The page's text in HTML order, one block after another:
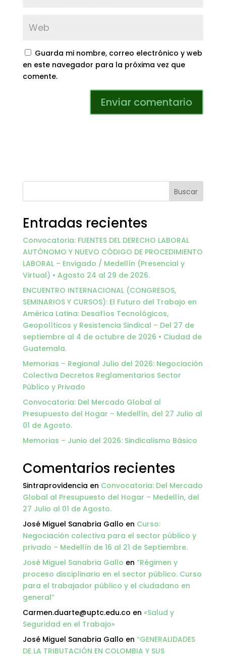
Guarda mi nombre, correo electrónico y web
en este navegador para la próxima vez que
comente.
Buscar
Entradas recientes
Convocatoria: FUENTES DEL DERECHO LABORAL
AUTÓNOMO Y NUEVO CÓDIGO DE PROCEDIMIENTO
LABORAL – Envigado / Medellín (Presencial y
Virtual) • Agosto 24 al 29 de 2026.
ENCUENTRO INTERNACIONAL (CONGRESOS,
SEMINARIOS Y CURSOS): El Futuro del Trabajo en
América Latina: Desafíos Tecnológicos,
Geopolíticos y Resistencia Sindical – Del 27 de
septiembre al 4 de octubre de 2026 • Ciudad de
Guatemala.
Memorias – Regional Julio del 2026: Negociación
Colectiva Decretos Reglamentarios Sector
Público y Privado
Convocatoria: Del Mercado Global al
Presupuesto del Hogar – Medellín, del 27 Julio al
01 de Agosto.
Memorias – Junio del 2026: Sindicalismo Básico
Comentarios recientes
Sintraprovidencia en Convocatoria: Del Mercado
Global al Presupuesto del Hogar – Medellín, del
27 Julio al 01 de Agosto.
José Miguel Sanabria Gallo en Curso:
Negociación colectiva para el sector público y
privado – Medellín de 16 al 21 de Septiembre.
José Miguel Sanabria Gallo en “Régimen y
proceso disciplinario en el sector público. Curso
para el trabajador público y el ciudadano en
general”
Carmen.duarte@uptc.edu.co en «Salud y
Seguridad en el Trabajo»
José Miguel Sanabria Gallo en “GENERALIDADES
DE LA TRIBUTACIÓN EN COLOMBIA Y SUS